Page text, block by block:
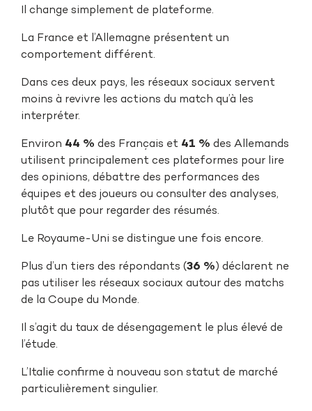
Il change simplement de plateforme.
La France et l’Allemagne présentent un
comportement différent.
Dans ces deux pays, les réseaux sociaux servent
moins à revivre les actions du match qu’à les
interpréter.
Environ 44 % des Français et 41 % des Allemands
utilisent principalement ces plateformes pour lire
des opinions, débattre des performances des
équipes et des joueurs ou consulter des analyses,
plutôt que pour regarder des résumés.
Le Royaume-Uni se distingue une fois encore.
Plus d’un tiers des répondants (36 %) déclarent ne
pas utiliser les réseaux sociaux autour des matchs
de la Coupe du Monde.
Il s’agit du taux de désengagement le plus élevé de
l’étude.
L’Italie confirme à nouveau son statut de marché
particulièrement singulier.